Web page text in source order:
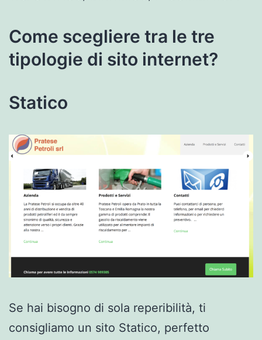
Come scegliere tra le tre
tipologie di sito internet?
Statico
Se hai bisogno di sola reperibilità, ti
consigliamo un sito Statico, perfetto